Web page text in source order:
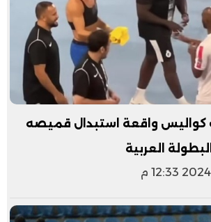
كواليس واقعة استبدال قميصه
العربية